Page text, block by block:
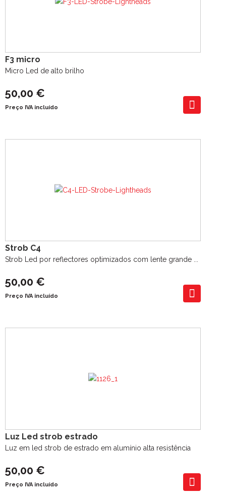
F3 micro
Micro Led de alto brilho
50,00 €
Preço IVA incluído
Strob C4
Strob Led por reflectores optimizados com lente grande ...
50,00 €
Preço IVA incluído
Luz Led strob estrado
Luz em led strob de estrado em alumínio alta resistência
50,00 €
Preço IVA incluído